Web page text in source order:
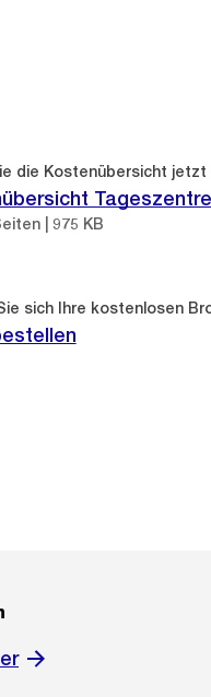
die Kostenübersicht jetzt
| 975 KB
sich Ihre kostenlosen